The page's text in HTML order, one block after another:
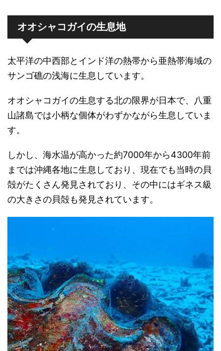
オオシャコガイの生息地
太平洋の中西部とインド洋の熱帯から亜熱帯海域の
サンゴ礁の浅海に生息しています。
オオシャコガイの生息する北の限界が日本で、八重
山諸島では小柄な個体がわずかながら生息していま
す。
しかし、海水温が高かった約7000年から4300年前
までは沖縄各地に生息しており、現在でも当時の貝
殻がたくさん発見されており、その中にはギネス級
の大きさの貝殻も発見されています。